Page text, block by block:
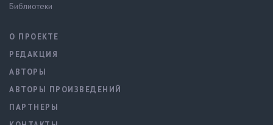
Библиотеки
О ПРОЕКТЕ
РЕДАКЦИЯ
АВТОРЫ
АВТОРЫ ПРОИЗВЕДЕНИЙ
ПАРТНЕРЫ